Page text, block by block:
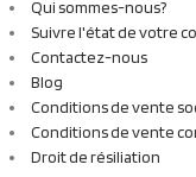
Qui sommes-nous?
Suivre l'état de votre
Contactez-nous
Blog
Conditions de vente
Conditions de vente
Droit de résiliation